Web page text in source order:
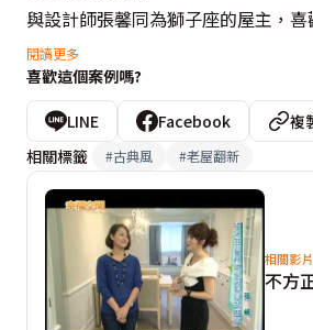
與設計師張馨同為獅子座的屋主，
居呈現淡雅且明亮的美式風格。
設計重點 1. 整體空間色彩雖設定為
廳、書房到遊戲間採以連通式手法
2. 美式風格強調空間的獨立性，因
設計師利用玄關鞋櫃規劃延伸出完整
3. 原本滯礙位於屋體中心的電梯間
零，但在外觀設計仍維持優雅比例
4. 在主臥更衣室設計上納入部分遊
閱讀更多
喜歡這個案例嗎?
LINE Facebook 複
相關標籤
#古典風 #老屋翻新
相關影片
不方